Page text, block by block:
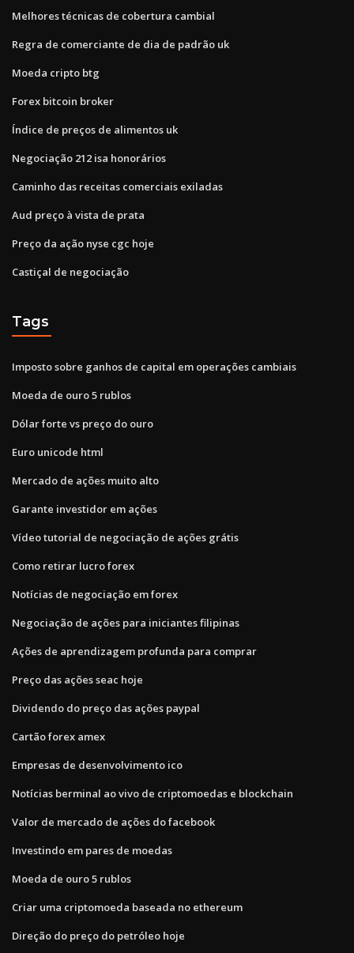
Melhores técnicas de cobertura cambial
Regra de comerciante de dia de padrão uk
Moeda cripto btg
Forex bitcoin broker
Índice de preços de alimentos uk
Negociação 212 isa honorários
Caminho das receitas comerciais exiladas
Aud preço à vista de prata
Preço da ação nyse cgc hoje
Castiçal de negociação
Tags
Imposto sobre ganhos de capital em operações cambiais
Moeda de ouro 5 rublos
Dólar forte vs preço do ouro
Euro unicode html
Mercado de ações muito alto
Garante investidor em ações
Vídeo tutorial de negociação de ações grátis
Como retirar lucro forex
Notícias de negociação em forex
Negociação de ações para iniciantes filipinas
Ações de aprendizagem profunda para comprar
Preço das ações seac hoje
Dividendo do preço das ações paypal
Cartão forex amex
Empresas de desenvolvimento ico
Notícias berminal ao vivo de criptomoedas e blockchain
Valor de mercado de ações do facebook
Investindo em pares de moedas
Moeda de ouro 5 rublos
Criar uma criptomoeda baseada no ethereum
Direção do preço do petróleo hoje